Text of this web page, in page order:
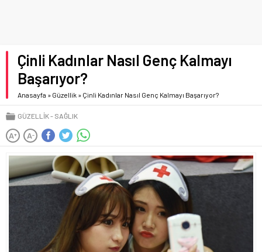
Çinli Kadınlar Nasıl Genç Kalmayı
Başarıyor?
Anasayfa » Güzellik » Çinli Kadınlar Nasıl Genç Kalmayı Başarıyor?
GÜZELLIK SAĞLIK
A+ A-